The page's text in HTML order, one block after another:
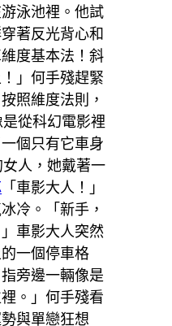
泳池裡。他試
著反光背心和
度基本法！斜
」何手殘趕緊
照維度法則，
從科幻電影裡
個只有它車身
人，她戴著一
「車影大人！」
冷。「新手，
車影大人突然
一個停車格
旁邊一輛像是
。」何手殘看
與單戀狂想